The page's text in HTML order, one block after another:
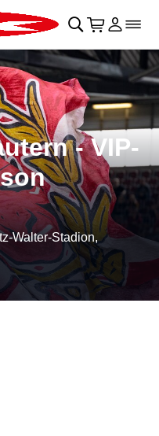
􀊫 􀍩 Login
􀉩􀌇
- VIP-
Walter-Stadion,